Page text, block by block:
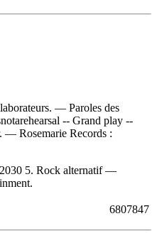
— Paroles des
-- Grand play --
— Rosemarie Records :
5. Rock alternatif —
6807847